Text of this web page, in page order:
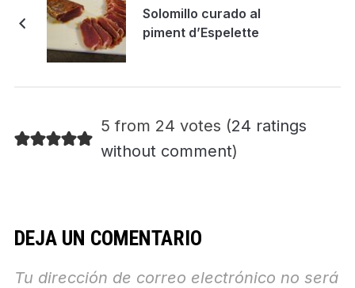
Solomillo curado al
piment d’Espelette
5 from 24 votes (24 ratings
without comment)
DEJA UN COMENTARIO
Tu dirección de correo electrónico no será